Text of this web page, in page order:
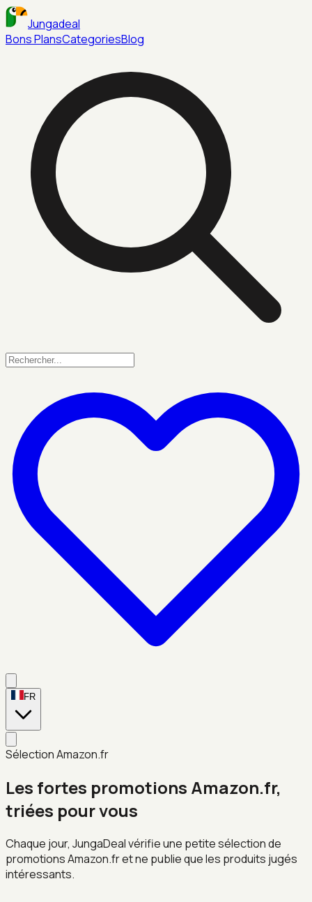
Jungadeal
Bons PlansCategoriesBlog
FR
Sélection Amazon.fr
Les fortes promotions Amazon.fr,
triées pour vous
Chaque jour, JungaDeal vérifie une petite sélection de
promotions Amazon.fr et ne publie que les produits jugés
intéressants.